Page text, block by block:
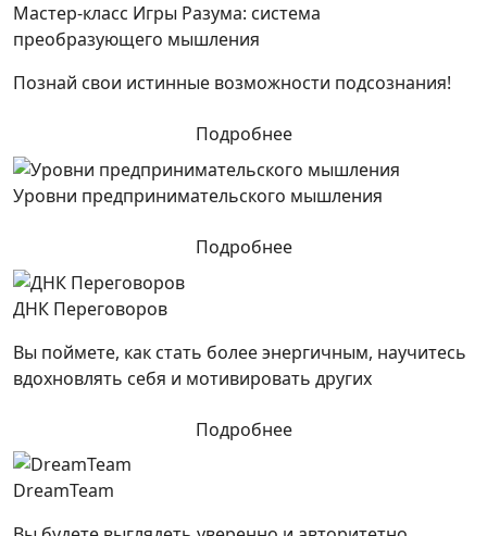
Мастер-класс Игры Разума: система
преобразующего мышления
Познай свои истинные возможности подсознания!
Подробнее
Уровни предпринимательского мышления
Подробнее
ДНК Переговоров
Вы поймете, как стать более энергичным, научитесь
вдохновлять себя и мотивировать других
Подробнее
DreamTeam